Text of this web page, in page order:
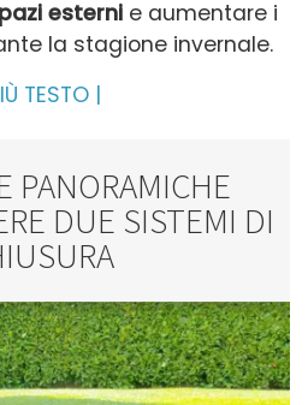
esterni e aumentare i
la stagione invernale.
PANORAMICHE
DUE SISTEMI DI